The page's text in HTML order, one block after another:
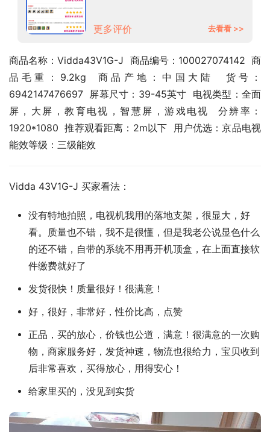
更多评价
去看看 >>
商品名称：Vidda43V1G-J  商品编号：100027074142  商
品毛重：9.2kg  商品产地：中国大陆  货号：
6942147476697  屏幕尺寸：39-45英寸  电视类型：全面
屏，大屏，教育电视，智慧屏，游戏电视  分辨率：
1920*1080  推荐观看距离：2m以下  用户优选：京品电视
能效等级：三级能效
Vidda 43V1G-J 买家看法：
没有特地拍照，电视机我用的落地支架，很显大，好
看。质量也不错，我不是很懂，但是我老公说显色什么
的还不错，自带的系统不用再开机顶盒，在上面直接软
件缴费就好了
发货很快！质量很好！很满意！
好，很好，非常好，性价比高，点赞
正品，买的放心，价钱也公道，满意！很满意的一次购
物，商家服务好，发货神速，物流也很给力，宝贝收到
后非常喜欢，买得放心，用得安心！
给家里买的，没见到实货